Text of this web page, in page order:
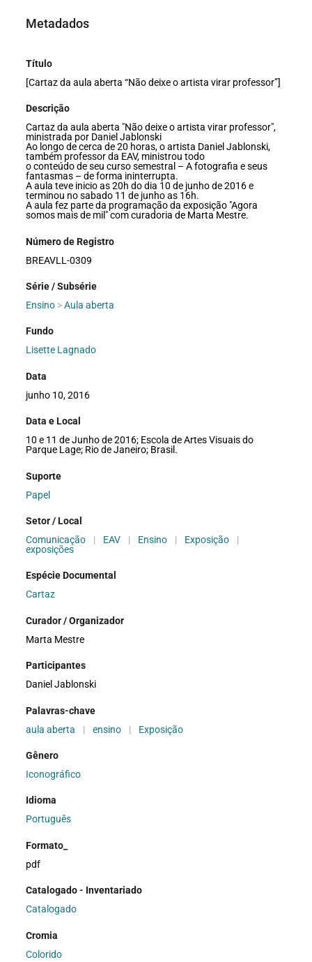
Metadados
Título
[Cartaz da aula aberta “Não deixe o artista virar professor”]
Descrição
Cartaz da aula aberta "Não deixe o artista virar professor",
ministrada por Daniel Jablonski
Ao longo de cerca de 20 horas, o artista Daniel Jablonski,
também professor da EAV, ministrou todo
o conteúdo de seu curso semestral – A fotografia e seus
fantasmas – de forma ininterrupta.
A aula teve inicio as 20h do dia 10 de junho de 2016 e
terminou no sabado 11 de junho as 16h.
A aula fez parte da programação da exposição "Agora
somos mais de mil" com curadoria de Marta Mestre.
Número de Registro
BREAVLL-0309
Série / Subsérie
Ensino >Aula aberta
Fundo
Lisette Lagnado
Data
junho 10, 2016
Data e Local
10 e 11 de Junho de 2016; Escola de Artes Visuais do
Parque Lage; Rio de Janeiro; Brasil.
Suporte
Papel
Setor / Local
Comunicação
| EAV | Ensino | Exposição
|
exposições
Espécie Documental
Cartaz
Curador / Organizador
Marta Mestre
Participantes
Daniel Jablonski
Palavras-chave
aula aberta
| ensino | Exposição
Gênero
Iconográfico
Idioma
Português
Formato_
pdf
Catalogado - Inventariado
Catalogado
Cromia
Colorido